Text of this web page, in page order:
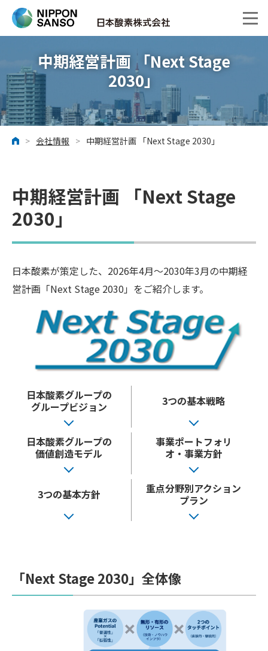
中期経営計画 「Next Stage
2030」
Medium-term Management Plan「Next Stage 2030」
ホーム
> 会社情報 > 中期経営計画 「Next Stage 2030」
中期経営計画 「Next Stage
2030」
日本酸素が策定した、2026年4月～2030年3月の中期経
営計画「Next Stage 2030」をご紹介します。
日本酸素グループの
グループビジョン
3つの基本戦略
日本酸素グループの
価値創造モデル
事業ポートフォリ
オ・事業方針
3つの基本方針
重点分野別アクション
プラン
「Next Stage 2030」全体像